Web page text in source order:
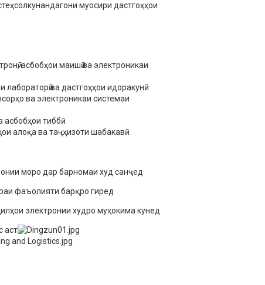
муосири дастгоҳҳои
асбобҳои маишӣ ва электроникаи
лабораторӣ ва дастгоҳҳои идоракунӣ
ва электроникаи системаи
асбобҳои тиббӣ
алоқа ва таҷҳизоти шабакавӣ
моро дар барномаи худ санҷед
фаъолияти барқро гиред
электронии худро муҳокима кунед
аст